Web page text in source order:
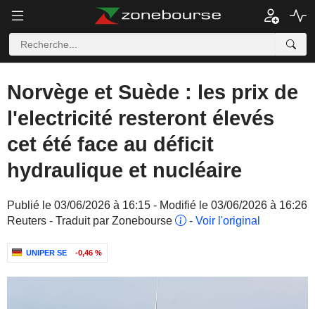
Norvège et Suède : les prix de
l'electricité resteront élevés
cet été face au déficit
hydraulique et nucléaire
Publié le 03/06/2026 à 16:15 - Modifié le 03/06/2026 à 16:26
Reuters - Traduit par Zonebourse
- Voir l'original
UNIPER SE -0,46 %